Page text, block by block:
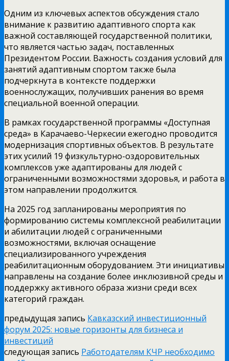
Одним из ключевых аспектов обсуждения стало
внимание к развитию адаптивного спорта как
важной составляющей государственной политики,
что является частью задач, поставленных
Президентом России. Важность создания условий для
занятий адаптивным спортом также была
подчеркнута в контексте поддержки
военнослужащих, получивших ранения во время
специальной военной операции.
В рамках государственной программы «Доступная
среда» в Карачаево-Черкесии ежегодно проводится
модернизация спортивных объектов. В результате
этих усилий 19 физкультурно-оздоровительных
комплексов уже адаптированы для людей с
ограниченными возможностями здоровья, и работа в
этом направлении продолжится.
На 2025 год запланированы мероприятия по
формированию системы комплексной реабилитации
и абилитации людей с ограниченными
возможностями, включая оснащение
специализированного учреждения
реабилитационным оборудованием. Эти инициативы
направлены на создание более инклюзивной среды и
поддержку активного образа жизни среди всех
категорий граждан.
предыдущая запись Кавказский инвестиционный
форум 2025: новые горизонты для бизнеса и
инвестиций
следующая запись Работодателям КЧР необходимо